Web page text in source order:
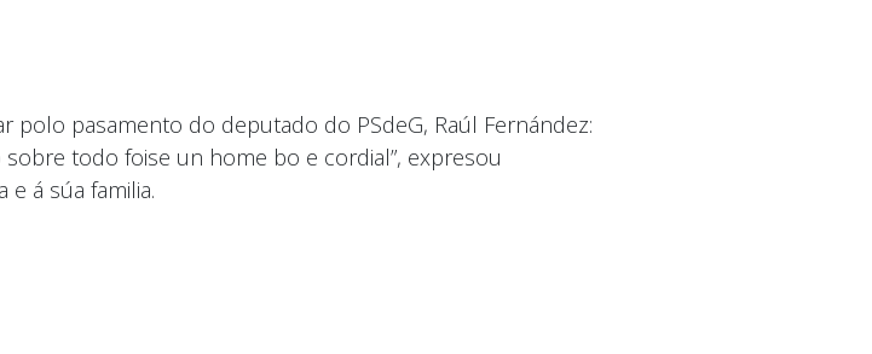
pasamento do deputado do PSdeG, Raúl Fernández:
todo foise un home bo e cordial”, expresou
á súa familia.